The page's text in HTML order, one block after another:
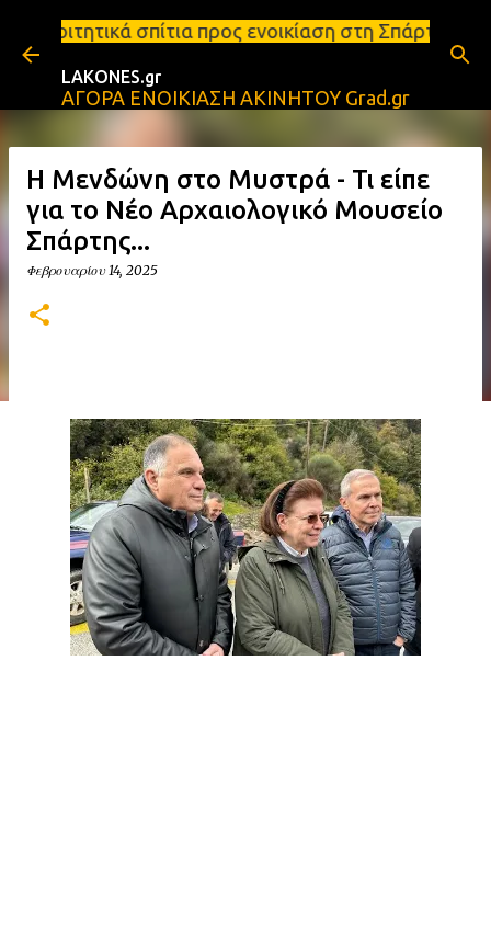
Μετάβαση στο κύριο περιεχόμενο
προς ενοικίαση στη Σπάρτη Ενοικιάσεις
LAKONES.gr
ΑΓΟΡΑ ΕΝΟΙΚΙΑΣΗ ΑΚΙΝΗΤΟΥ Grad.gr
Η Μενδώνη στο Μυστρά - Τι είπε
για το Νέο Αρχαιολογικό Μουσείο
Σπάρτης...
Φεβρουαρίου 14, 2025